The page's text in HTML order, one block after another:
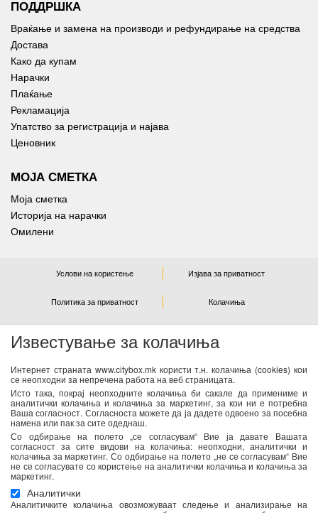
Известување за колачиња
Интернет страната www.citybox.mk користи т.н. колачиња (cookies) кои
се неопходни за непречена работа на веб страницата.
Исто така, покрај неопходните колачиња би сакале да примениме и
аналитички колачиња и колачиња за маркетинг, за кои ни е потребна
Ваша согласност. Согласноста можете да ја дадете одвоено за посебна
намена или пак за сите одеднаш.
Со одбирање на полето „се согласувам“ Вие ја давате Вашата
согласност за сите видови на колачиња: неопходни, аналитички и
колачиња за маркетинг. Со одбирање на полето „не се согласувам“ Вие
не се согласувате со користење на аналитички колачиња и колачиња за
маркетинг.
Аналитички
Аналитичките колачиња овозможуваат следење и анализирање на
ПОДДРШКА
Враќање и замена на производи и рефундирање на средства
Достава
Како да купам
Нарачки
Плаќање
Рекламација
Упатство за регистрација и најава
Ценовник
МОЈА СМЕТКА
Моја сметка
Историја на нарачки
Омилени
Услови на користење Изјава за приватност
Политика за приватност Колачиња
NEWSLETTER
Се согласувам дека Спорт М ги користи моите лични
податоци од оваа форма за директен маркетинг
(информирање за новости и специјални понуди) преку е-
пошта. Податоците ќе бидат обработени во согласност со
важечките закони со кои се регулира заштитата на личните
податоци. Можете да ја повлечете Вашата согласност во
секое време. Повеќе информации се достапнитука